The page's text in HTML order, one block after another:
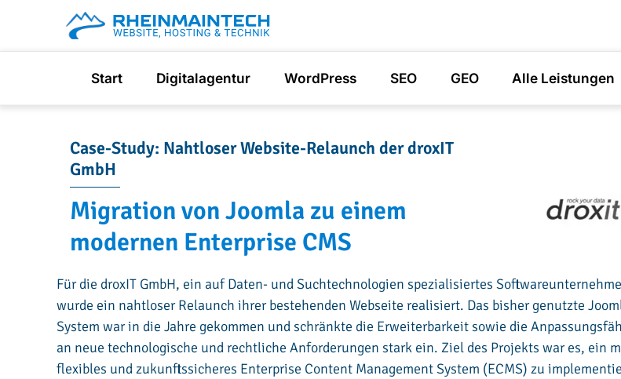
content
Start Digitalagentur WordPress SEO GEO Alle Leistungen
Case-Study: Nahtloser Website-Relaunch der droxIT
GmbH
Migration von Joomla zu einem
modernen Enterprise CMS
Für die droxIT GmbH, ein auf Daten- und Suchtechnologien spezialisiertes
wurde ein nahtloser Relaunch ihrer bestehenden Webseite realisiert. Das bisher genutzte
System war in die Jahre gekommen und schränkte die Erweiterbarkeit sowie die
an neue technologische und rechtliche Anforderungen stark ein. Ziel des Projekts war es, ein
flexibles und zukunftssicheres Enterprise Content Management System (ECMS) zu